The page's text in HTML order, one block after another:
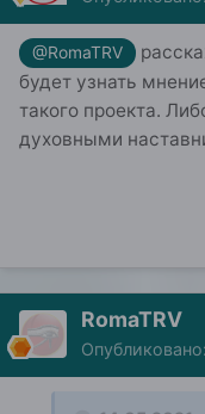
@RomaTRV
будет узнать
такого проекта.
духовными
RomaTRV
Опубликовано: